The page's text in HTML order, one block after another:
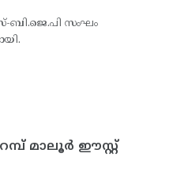
സംഘം
മാലൂര്‍ ഈസ്റ്റ്